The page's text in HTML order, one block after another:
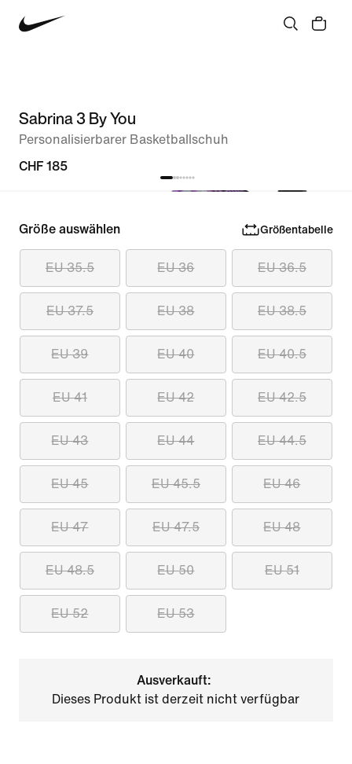
Sabrina 3 By You
Personalisierbarer Basketballschuh
CHF 185
Größe auswählen Größentabelle
EU 35.5 EU 36 EU 36.5
EU 37.5 EU 38 EU 38.5
EU 39 EU 40 EU 40.5
EU 41 EU 42 EU 42.5
EU 43 EU 44 EU 44.5
EU 45 EU 45.5 EU 46
EU 47 EU 47.5 EU 48
EU 48.5 EU 50 EU 51
EU 52 EU 53
Ausverkauft:
Dieses Produkt ist derzeit nicht verfügbar